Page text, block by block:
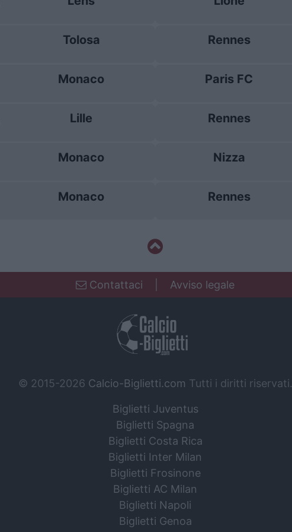
Tolosa
Monaco
Lille
Monaco
Monaco
Rennes
Paris FC
Rennes
Nizza
Rennes
Contattaci Avviso legale
© 2015-2026 Calcio-Biglietti.com Tutti i diritti riservati.
Biglietti Juventus
Biglietti Spagna
Biglietti Costa Rica
Biglietti Inter Milan
Biglietti Frosinone
Biglietti AC Milan
Biglietti Napoli
Biglietti Genoa